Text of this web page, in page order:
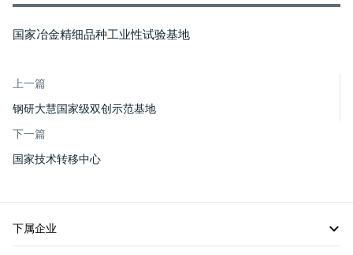
国家冶金精细品种工业性试验基地
上一篇
钢研大慧国家级双创示范基地
下一篇
国家技术转移中心
下属企业